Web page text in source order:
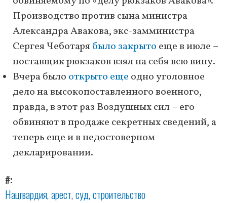
Производство против сына министра
Александра Авакова, экс-замминистра
Сергея Чеботарябыло закрыто еще в июле –
поставщик рюкзаков взял на себя всю вину.
Вчера было открыто еще одно уголовное
дело на высокопоставленного военного,
правда, в этот раз Воздушных сил – его
обвиняют в продаже секретных сведений, а
теперь еще и в недостоверном
декларировании.
#
Нацгвардия арест суд строительство